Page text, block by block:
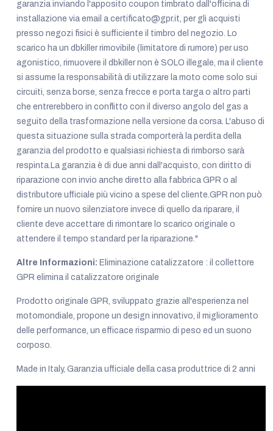
garanzia inviando l'apposito coupon timbrato dall'officina di
installazione via email a certificato@gpr.it, per gli acquisti
presso negozi fisici è sufficiente il timbro del negozio. Lo
scarico ha un dbkiller rimovibile (limitatore di rumore) per uso
agonistico, rimuovere il dbkiller non è SOLO illegale, ma il cliente
si assume la responsabilità di utilizzare la moto come solo sui
circuiti, senza borse, senza frecce e porta targa o altro parti
che entrerebbero in conflitto con il diverso angolo del gas a
seguito della trasformazione nella versione da corsa. L'abuso di
questa situazione sulla strada comporterà la perdita della
garanzia del prodotto e qualsiasi richiesta di rimborso sarà
respinta.La garanzia è di due anni dall'acquisto, con diritto di
riparazione con invio anche diretto alla fabbrica GPR o al
distributore ufficiale più vicino a spese del cliente.GPR non può
fornire un nuovo silenziatore invece di quello da riparare, il
cliente deve accettare di rimontare lo scarico originale o
attendere il tempo standard per la riparazione."
Altre Informazioni: Eliminazione catalizzatore : il collettore
GPR elimina il catalizzatore originale
Prodotto originale GPR, sviluppato grazie all'esperienza nel
motomondiale, propone un design innovativo, il miglioramento
delle performance, un efficace risparmio di peso ed un suono
corposo.
Made in Italy, Garanzia ufficiale della casa produttrice di 2 anni